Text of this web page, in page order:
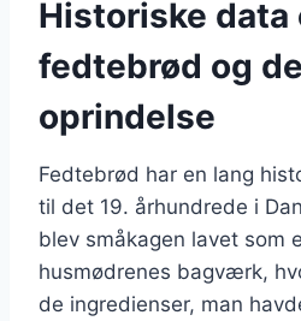
Historiske data
fedtebrød og
oprindelse
Fedtebrød har en lang
til det 19. århundrede i
blev småkagen lavet som
husmødrenes bagværk,
de ingredienser, man